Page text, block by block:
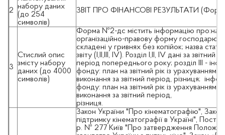
2 набору даних
(до 254
символів)
ЗВІТ ПРО ФІНАНСОВІ РЕЗУЛЬТАТИ
3
Стислий опис
змісту набору
даних (до 4000
символів)
Форма №2-дс містить інформацію
організаційно-правову форму
складені у гривнях без копійок; назва
звіту (І,ІІ,ІІІ, ІV). Розділ І,ІІ, ІV дані за
період попереднього року; розділ ІІІ -
фонду: план на звітний рік із урахуванням
виконання за звітний період, різниця;
фонду: план на звітний рік із урахуванням
виконання за звітний період,
Закон України "Про кінематографію",
підтримку кінематографії в Україні",
р. № 277 Київ "Про затвердження